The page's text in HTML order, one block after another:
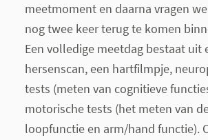
meetmoment en daarna vragen
nog twee keer terug te komen
Een volledige meetdag bestaat uit
hersenscan, een hartfilmpje,
tests (meten van cognitieve
motorische tests (het meten van
loopfunctie en arm/hand functie).